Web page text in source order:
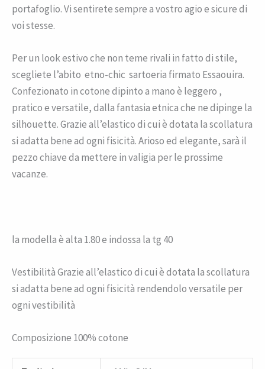
portafoglio. Vi sentirete sempre a vostro agio e sicure di
voi stesse.
Per un look estivo che non teme rivali in fatto di stile,
scegliete l’abito etno-chic sartoeria firmato Essaouira.
Confezionato in cotone dipinto a mano è leggero ,
pratico e versatile, dalla fantasia etnica che ne dipinge la
silhouette. Grazie all’elastico di cui è dotata la scollatura
si adatta bene ad ogni fisicità. Arioso ed elegante, sarà il
pezzo chiave da mettere in valigia per le prossime
vacanze.
la modella è alta 1.80 e indossa la tg 40
Vestibilità Grazie all’elastico di cui è dotata la scollatura
si adatta bene ad ogni fisicità rendendolo versatile per
ogni vestibilità
Composizione 100% cotone